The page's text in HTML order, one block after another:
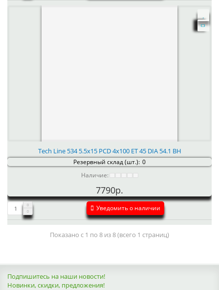
Tech Line 534 5.5x15 PCD 4x100 ET 45 DIA 54.1 BH
Резервный склад (шт.): 0
Наличие:
7790р.
Уведомить о наличии
Показано с 1 по 8 из 8 (всего 1 страниц)
Подпишитесь на наши новости!
Новинки, скидки, предложения!